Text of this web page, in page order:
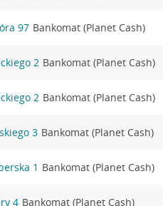
97 Bankomat (Planet Cash)
2 Bankomat (Planet Cash)
2 Bankomat (Planet Cash)
3 Bankomat (Planet Cash)
1 Bankomat (Planet Cash)
4 Bankomat (Planet Cash)